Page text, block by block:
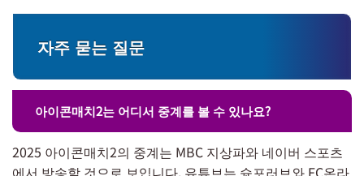
자주 묻는 질문
아이콘매치2는 어디서 중계를 볼 수 있나요?
2025 아이콘매치2의 중계는 MBC 지상파와 네이버 스포츠
에서 방송할 것으로 보입니다. 유튜브는 슛포러브와 FC온라